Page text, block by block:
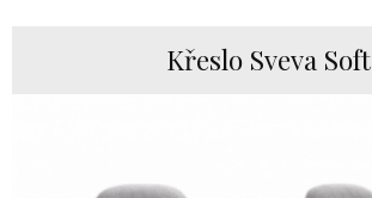
Křeslo Sveva Soft